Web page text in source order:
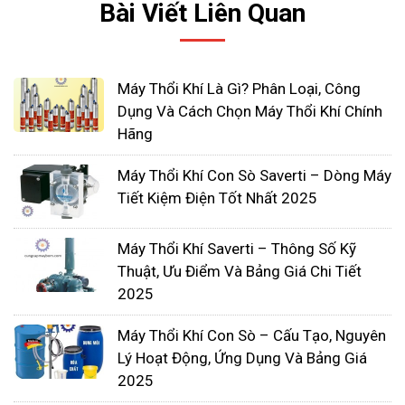
Mẹo bảo trì máy thổi khí công
nghiệp
Đểmáy thổi khí công nghiệpđược vận hành tốt
nhất, ít gặp trục trăc trong quá trình sử dụng,
sau:
Phụ tùng và linh kiện:
Bài Viết Liên Quan
Máy Thổi Khí Là Gì? Phân Loại, Công
Dụng Và Cách Chọn Máy Thổi Khí Chính
Hãng
Máy Thổi Khí Con Sò Saverti – Dòng Máy
Tiết Kiệm Điện Tốt Nhất 2025
Máy Thổi Khí Saverti – Thông Số Kỹ
Thuật, Ưu Điểm Và Bảng Giá Chi Tiết
2025
Máy Thổi Khí Con Sò – Cấu Tạo, Nguyên
Lý Hoạt Động, Ứng Dụng Và Bảng Giá
2025